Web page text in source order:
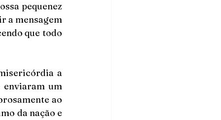
pequenez
a mensagem
que todo
a
enviaram um
ao
da nação e